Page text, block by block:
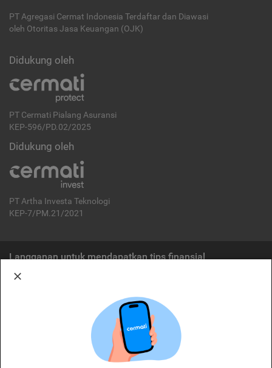
PT Agregasi Cermat Indonesia Terdaftar dan Diawasi
oleh Otoritas Jasa Keuangan (OJK)
Didukung oleh
PT Cermati Pialang Asuransi
KEP-596/PD.02/2025
Didukung oleh
PT Artha Investa Teknologi
KEP-7/PM.21/2021
Langganan untuk mendapatkan tips finansial
Cermati merupakan penyelenggara agregasi jasa keuangan yang terdaftar di
OJK. Oleh karena itu, produk dan/atau layanan jasa keuangan yang
ditawarkan bukan merupakan produk dan/atau layanan jasa keuangan yang
diterbitkan oleh Cermati dan Cermati tidak bertanggung jawab atas tuntutan